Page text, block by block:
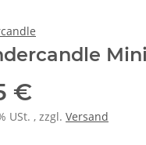
€
USt. , zzgl. Versand